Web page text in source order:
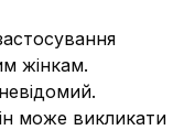
жінкам.
може викликати